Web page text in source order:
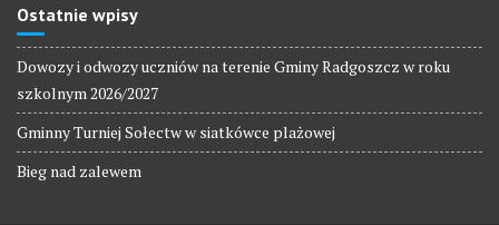
Ostatnie wpisy
Dowozy i odwozy uczniów na terenie Gminy Radgoszcz w roku
szkolnym 2026/2027
Gminny Turniej Sołectw w siatkówce plażowej
Bieg nad zalewem